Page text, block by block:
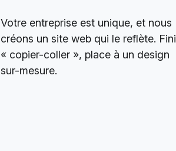
Votre entreprise est unique, et nous
créons un site web qui le reflète.
« copier-coller », place à un design
sur-mesure.